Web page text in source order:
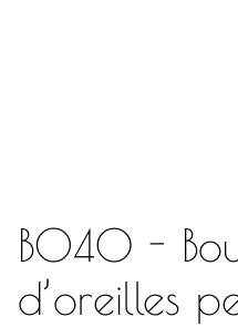
BO40 -
d’oreilles